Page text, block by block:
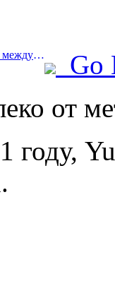
Prev:Гостиница: В этом году часть международных туристов вернулась в Гонконг
Go
от
году,